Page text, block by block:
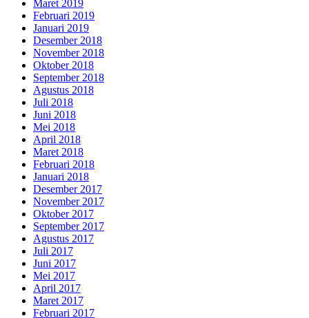
Maret 2019
Februari 2019
Januari 2019
Desember 2018
November 2018
Oktober 2018
September 2018
Agustus 2018
Juli 2018
Juni 2018
Mei 2018
April 2018
Maret 2018
Februari 2018
Januari 2018
Desember 2017
November 2017
Oktober 2017
September 2017
Agustus 2017
Juli 2017
Juni 2017
Mei 2017
April 2017
Maret 2017
Februari 2017